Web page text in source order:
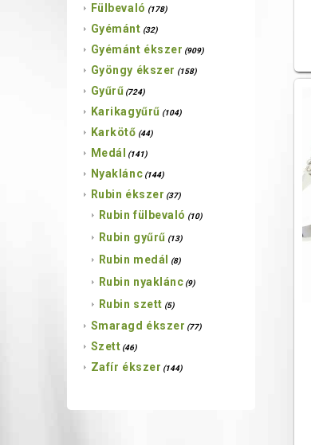
Fülbevaló (178)
Gyémánt (32)
Gyémánt ékszer (909)
Gyöngy ékszer (158)
Gyűrű (724)
Karikagyűrű (104)
Karkötő (44)
Medál (141)
Nyaklánc (144)
Rubin ékszer (37)
Rubin fülbevaló (10)
Rubin gyűrű (13)
Rubin medál (8)
Rubin nyaklánc (9)
Rubin szett (5)
Smaragd ékszer (77)
Szett (46)
Zafír ékszer (144)